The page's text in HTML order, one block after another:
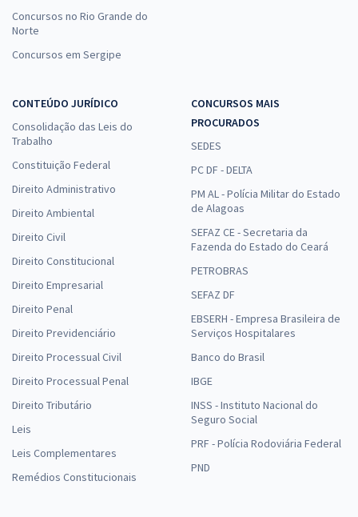
Concursos no Rio Grande do
Norte
Concursos em Sergipe
CONTEÚDO JURÍDICO
Consolidação das Leis do
Trabalho
Constituição Federal
Direito Administrativo
Direito Ambiental
Direito Civil
Direito Constitucional
Direito Empresarial
Direito Penal
Direito Previdenciário
Direito Processual Civil
Direito Processual Penal
Direito Tributário
Leis
Leis Complementares
Remédios Constitucionais
CONCURSOS MAIS
PROCURADOS
SEDES
PC DF - DELTA
PM AL - Polícia Militar do Estado
de Alagoas
SEFAZ CE - Secretaria da
Fazenda do Estado do Ceará
PETROBRAS
SEFAZ DF
EBSERH - Empresa Brasileira de
Serviços Hospitalares
Banco do Brasil
IBGE
INSS - Instituto Nacional do
Seguro Social
PRF - Polícia Rodoviária Federal
PND